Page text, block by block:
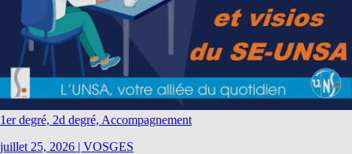
1er degré, 2d degré, Accompagnement
juillet 25, 2026 | VOSGES